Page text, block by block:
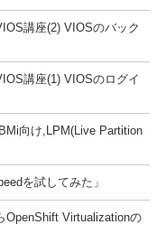
講座(2) VIOSのバック
講座(1) VIOSのログイ
向け,LPM(Live Partition
を試してみた」
OpenShift Virtualizationの